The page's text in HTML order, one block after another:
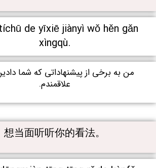
de yīxiē jiànyì wǒ hěn gǎn
xìngqù.
من به برخی از پیشنهاداتی که شما
علاقمندم.
想当面听听你的看法。